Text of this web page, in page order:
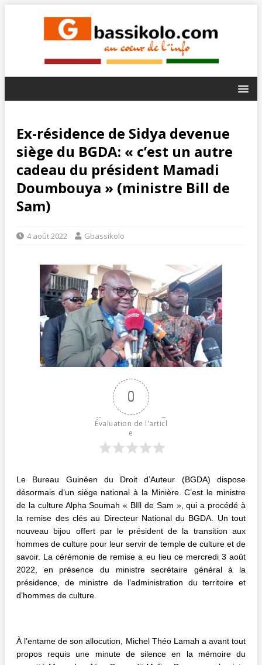
Ex-résidence de Sidya devenue
siège du BGDA: « c’est un autre
cadeau du président Mamadi
Doumbouya » (ministre Bill de
Sam)
4 août 2022 Gbassikolo
0
Évaluation de l'articl
e
Le Bureau Guinéen du Droit d’Auteur (BGDA) dispose
désormais d’un siège national à la Minière. C’est le ministre
de la culture Alpha Soumah « BIll de Sam », qui a procédé à
la remise des clés au Directeur National du BGDA. Un tout
nouveau bijou offert par le président de la transition aux
hommes de culture pour leur servir de temple de culture et de
savoir. La cérémonie de remise a eu lieu ce mercredi 3 août
2022, en présence du ministre secrétaire général à la
présidence, de ministre de l’administration du territoire et
d’hommes de culture.
À l’entame de son allocution, Michel Théo Lamah a avant tout
propos requis une minute de silence en la mémoire du